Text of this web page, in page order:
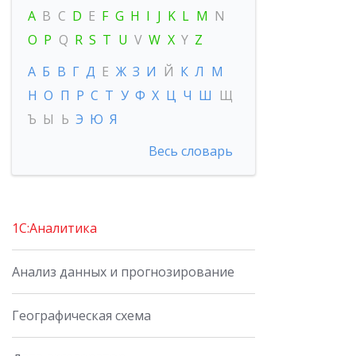
A B C D E F G H I J K L M N
O P Q R S T U V W X Y Z
А Б В Г Д Е Ж З И Й К Л М
Н О П Р С Т У Ф Х Ц Ч Ш Щ
Ъ Ы Ь Э Ю Я
Весь словарь
1С:Аналитика
Анализ данных и прогнозирование
Географическая схема